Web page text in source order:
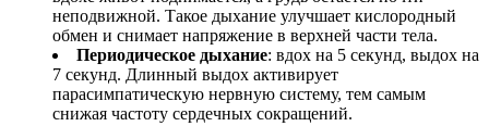
неподвижной. Такое дыхание улучшает кислородный
обмен и снимает напряжение в верхней части тела.
Периодическое дыхание: вдох на 5 секунд, выдох на
7 секунд. Длинный выдох активирует
парасимпатическую нервную систему, тем самым
снижая частоту сердечных сокращений.